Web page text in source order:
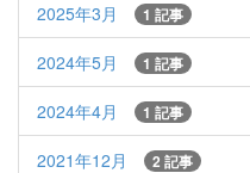
2025年3月 1 記事
2024年5月 1 記事
2024年4月 1 記事
2021年12月 2 記事